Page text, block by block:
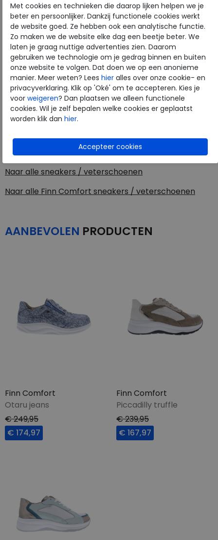
Finn Comfort
Toon alles van
Finn Comfort
Naar alle sneakers / veterschoenen
Naar alle Finn Comfort sneakers / veterschoenen
Merk
Finn Comfort
Fabrikantcode
02249-902756
Bestelcode
234.24.000019
Kleur
Sesame
Materiaal
Nubuck
Uitneembaar voetbed
ja
Hakhoogte
2.00 cm
AANBEVOLEN PRODUCTEN
Finn Comfort
Otaru jeans
€ 249,95
€ 174,97
Finn Comfort
Piccadilly truffle
€ 239,95
€ 167,97
Met cookies en technieken die daarop lijken helpen we je
beter en persoonlijker. Dankzij functionele cookies werkt
de website goed. Ze hebben ook een analytische functie.
Zo maken we de website elke dag een beetje beter. We
laten je graag nuttige advertenties zien. Daarom
gebruiken we technologie om je gedrag binnen en buiten
onze website te volgen. Dat doen we op een anonieme
manier. Meer weten? Lees hier alles over onze cookie- en
privacyverklaring. Klik op 'Oké' om te accepteren. Kies je
voor weigeren? Dan plaatsen we alleen functionele
cookies. Wil je zelf bepalen welke cookies er geplaatst
worden klik dan hier.